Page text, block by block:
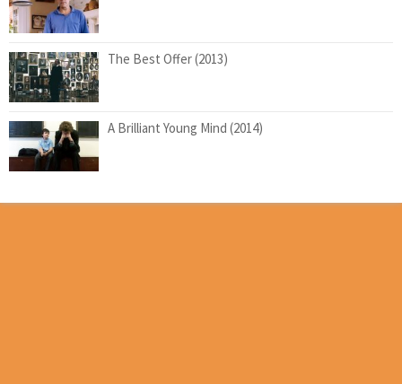
The Best Offer (2013)
A Brilliant Young Mind (2014)